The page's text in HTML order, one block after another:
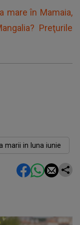
mare în Mamaia,
Preţurile
marii in luna iunie